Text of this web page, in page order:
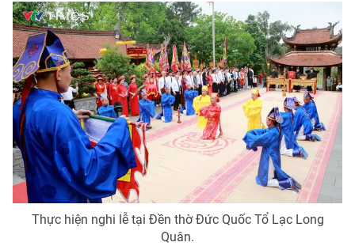
Chuyên mục khác
Emagazine Podcast
Photo Infographic
Video Shorts video
VTV Money VTV Thể thao
VTV Sức khoẻ Bất động sản
Thực hiện nghi lễ tại Đền thờ Đức Quốc Tổ Lạc Long
Quân.